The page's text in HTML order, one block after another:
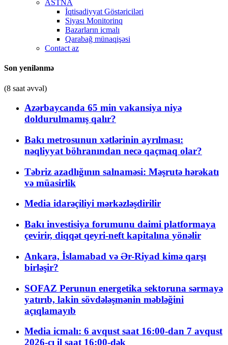
ASTNA
İqtisadiyyat Göstəriciləri
Siyası Monitorinq
Bazarların icmalı
Qarabağ münaqişəsi
Contact az
Son yenilənmə
(8 saat əvvəl)
Azərbaycanda 65 min vakansiya niyə
doldurulmamış qalır?
Bakı metrosunun xətlərinin ayrılması:
nəqliyyat böhranından necə qaçmaq olar?
Təbriz azadlığının salnaməsi: Məşrutə hərəkatı
və müasirlik
Media idarəçiliyi mərkəzləşdirilir
Bakı investisiya forumunu daimi platformaya
çevirir, diqqət qeyri-neft kapitalına yönəlir
Ankara, İslamabad və Ər-Riyad kimə qarşı
birləşir?
SOFAZ Perunun energetika sektoruna sərmayə
yatırıb, lakin sövdələşmənin məbləğini
açıqlamayıb
Media icmalı: 6 avqust saat 16:00-dan 7 avqust
2026-cı il saat 16:00-dək